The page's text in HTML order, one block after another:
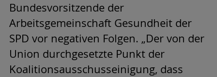
Bundesvorsitzende der
Arbeitsgemeinschaft Gesundheit der
SPD vor negativen Folgen. „Der von der
Union durchgesetzte Punkt der
Koalitionsausschusseinigung, dass